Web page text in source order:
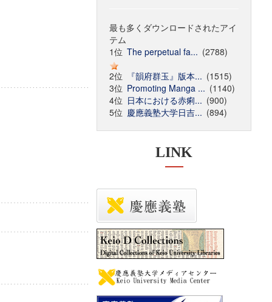
最も多くダウンロードされたアイ
テム
1位 The perpetual fa... (2788)
2位
『韻府群玉』版本... (1515)
3位 Promoting Manga ... (1140)
4位 日本における赤痢... (900)
5位 慶應義塾大学日吉... (894)
LINK